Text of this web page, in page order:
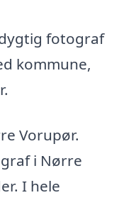
fotograf
kommune,
Vorupør.
i Nørre
I hele